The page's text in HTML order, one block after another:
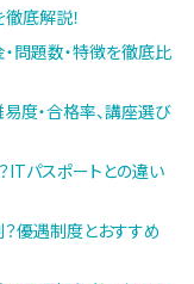
底解説！
問題数・特徴を徹底比
度・合格率、講座選び
パスポートとの違い
優遇制度とおすすめ